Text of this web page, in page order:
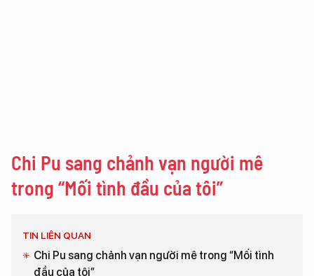
Chi Pu sang chảnh vạn người mê
trong “Mối tình đầu của tôi”
TIN LIÊN QUAN
Chi Pu sang chảnh vạn người mê trong “Mối tình
đầu của tôi”